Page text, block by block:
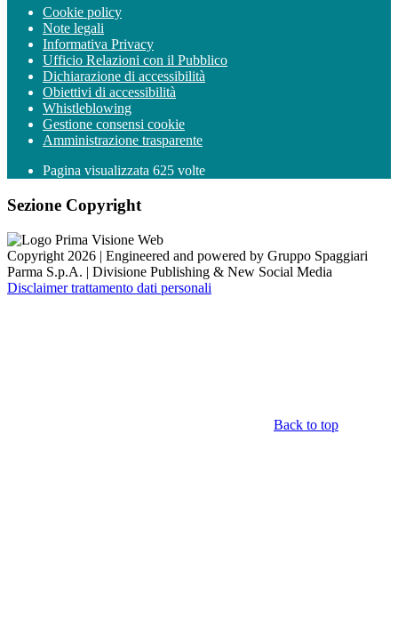
Cookie policy
Note legali
Informativa Privacy
Ufficio Relazioni con il Pubblico
Dichiarazione di accessibilità
Obiettivi di accessibilità
Whistleblowing
Gestione consensi cookie
Amministrazione trasparente
Pagina visualizzata 625 volte
Sezione Copyright
Copyright 2026 | Engineered and powered by Gruppo Spaggiari
Parma S.p.A. | Divisione Publishing & New Social Media
Disclaimer trattamento dati personali
Back to top